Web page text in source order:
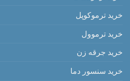
خرید ترموکوپل
خرید ترموول
خرید جرقه زن
خرید سنسور دما